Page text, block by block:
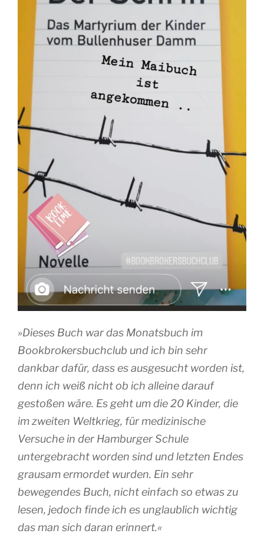
»Dieses Buch war das Monatsbuch im
Bookbrokersbuchclub und ich bin sehr
dankbar dafür, dass es ausgesucht worden ist,
denn ich weiß nicht ob ich alleine darauf
gestoßen wäre. Es geht um die 20 Kinder, die
im zweiten Weltkrieg, für medizinische
Versuche in der Hamburger Schule
untergebracht worden sind und letzten Endes
grausam ermordet wurden. Ein sehr
bewegendes Buch, nicht einfach so etwas zu
lesen, jedoch finde ich es unglaublich wichtig
das man sich daran erinnert.«